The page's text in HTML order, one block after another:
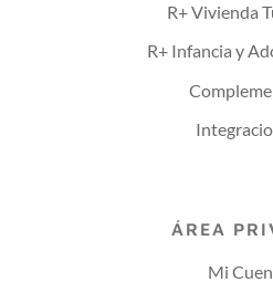
R+ Vivienda
R+ Infancia y
ÁREA
Mi